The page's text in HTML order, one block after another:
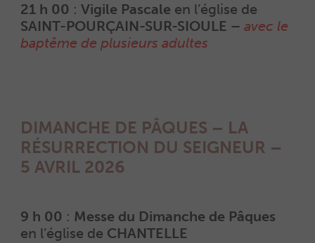
21 h 00 : Vigile Pascale en l’église de
SAINT-POURÇAIN-SUR-SIOULE – avec le
baptême de plusieurs adultes
DIMANCHE DE PÂQUES – LA
RÉSURRECTION DU SEIGNEUR –
5 AVRIL 2026
9 h 00 : Messe du Dimanche de Pâques
en l’église de CHANTELLE